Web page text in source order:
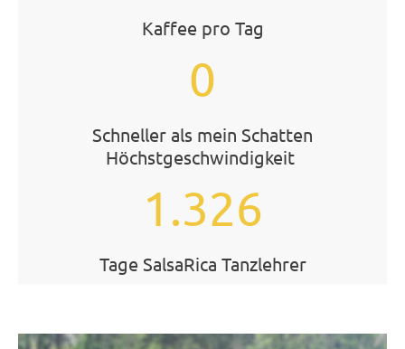
Kaffee pro Tag
0
Schneller als mein Schatten
Höchstgeschwindigkeit
1.326
Tage SalsaRica Tanzlehrer